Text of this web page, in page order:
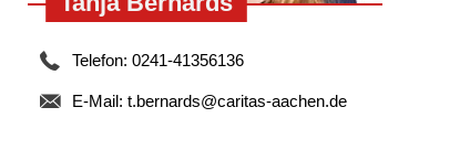
Telefon: 0241-41356136
E-Mail: t.bernards@caritas-aachen.de